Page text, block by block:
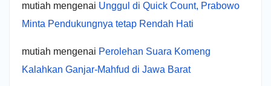
mutiah mengenai Unggul di Quick Count, Prabowo
Minta Pendukungnya tetap Rendah Hati
mutiah mengenai Perolehan Suara Komeng
Kalahkan Ganjar-Mahfud di Jawa Barat